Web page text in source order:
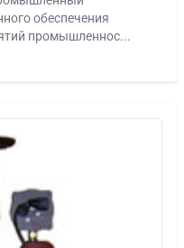
обеспечения
промышленнос...